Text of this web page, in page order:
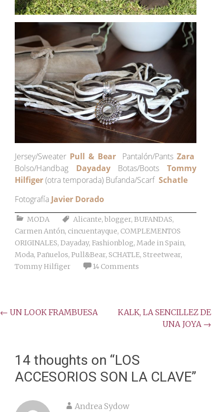
Jersey/Sweater Pull & BearPantalón/PantsZara
Bolso/Handbag Dayaday Botas/BootsTommy
Hilfiger(otra temporada) Bufanda/Scarf Schatle
Fotografía Javier Dorado
MODA Alicante, blogger, BUFANDAS,
Carmen Antón, cincuentayque, COMPLEMENTOS
ORIGINALES, Dayaday, Fashionblog, Made in Spain,
Moda, Pañuelos, Pull&Bear, SCHATLE, Streetwear,
Tommy Hilfiger
14 Comments
Post
← UN LOOK FRAMBUESA
KALK, LA SENCILLEZ DE
UNA JOYA →
14 thoughts on “LOS
ACCESORIOS SON LA CLAVE”
Andrea Sydow